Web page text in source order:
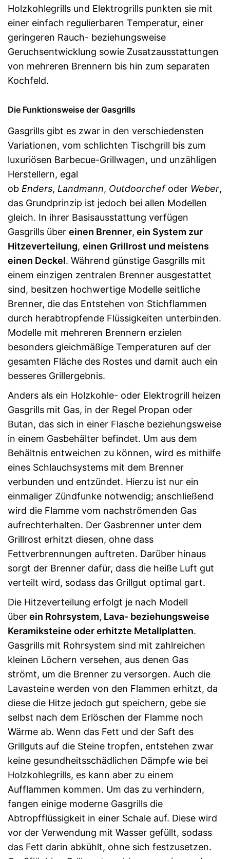
Holzkohlegrills und Elektrogrills punkten sie mit
einer einfach regulierbaren Temperatur, einer
geringeren Rauch- beziehungsweise
Geruchsentwicklung sowie Zusatzausstattungen
von mehreren Brennern bis hin zum separaten
Kochfeld.
Die Funktionsweise der Gasgrills
Gasgrills gibt es zwar in den verschiedensten
Variationen, vom schlichten Tischgrill bis zum
luxuriösen Barbecue-Grillwagen, und unzähligen
Herstellern, egal
ob Enders, Landmann, Outdoorchefoder Weber,
das Grundprinzip ist jedoch bei allen Modellen
gleich. In ihrer Basisausstattung verfügen
Gasgrills über einen Brenner, ein System zur
Hitzeverteilung, einen Grillrost und meistens
einen Deckel. Während günstige Gasgrills mit
einem einzigen zentralen Brenner ausgestattet
sind, besitzen hochwertige Modelle seitliche
Brenner, die das Entstehen von Stichflammen
durch herabtropfende Flüssigkeiten unterbinden.
Modelle mit mehreren Brennern erzielen
besonders gleichmäßige Temperaturen auf der
gesamten Fläche des Rostes und damit auch ein
besseres Grillergebnis.
Anders als ein Holzkohle- oder Elektrogrill heizen
Gasgrills mit Gas, in der Regel Propan oder
Butan, das sich in einer Flasche beziehungsweise
in einem Gasbehälter befindet. Um aus dem
Behältnis entweichen zu können, wird es mithilfe
eines Schlauchsystems mit dem Brenner
verbunden und entzündet. Hierzu ist nur ein
einmaliger Zündfunke notwendig; anschließend
wird die Flamme vom nachströmenden Gas
aufrechterhalten. Der Gasbrenner unter dem
Grillrost erhitzt diesen, ohne dass
Fettverbrennungen auftreten. Darüber hinaus
sorgt der Brenner dafür, dass die heiße Luft gut
verteilt wird, sodass das Grillgut optimal gart.
Die Hitzeverteilung erfolgt je nach Modell
überein Rohrsystem, Lava- beziehungsweise
Keramiksteine oder erhitzte Metallplatten.
Gasgrills mit Rohrsystem sind mit zahlreichen
kleinen Löchern versehen, aus denen Gas
strömt, um die Brenner zu versorgen. Auch die
Lavasteine werden von den Flammen erhitzt, da
diese die Hitze jedoch gut speichern, gebe sie
selbst nach dem Erlöschen der Flamme noch
Wärme ab. Wenn das Fett und der Saft des
Grillguts auf die Steine tropfen, entstehen zwar
keine gesundheitsschädlichen Dämpfe wie bei
Holzkohlegrills, es kann aber zu einem
Aufflammen kommen. Um das zu verhindern,
fangen einige moderne Gasgrills die
Abtropfflüssigkeit in einer Schale auf. Diese wird
vor der Verwendung mit Wasser gefüllt, sodass
das Fett darin abkühlt, ohne sich festzusetzen.